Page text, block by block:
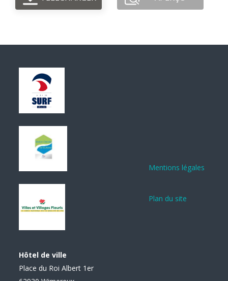
Hôtel de ville
Place du Roi Albert 1er
Mentions légales
Plan du site